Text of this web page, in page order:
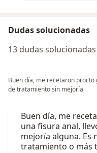
Dudas solucionadas
13 dudas
Buen día, me recetaron
de tratamiento sin mejoría
Buen día, me
una fisura anal,
mejoría alguna. Es
tratamiento o más